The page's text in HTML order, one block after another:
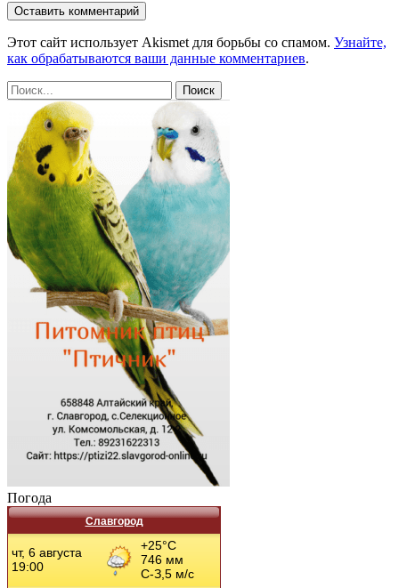
Этот сайт использует Akismet для борьбы со спамом. Узнайте,
как обрабатываются ваши данные комментариев.
Погода
Славгород